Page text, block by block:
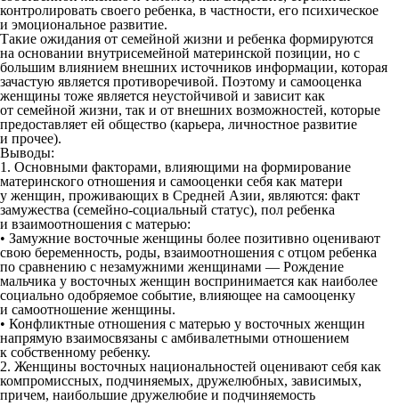
контролировать своего ребенка, в частности, его психическое
и эмоциональное развитие.
Такие ожидания от семейной жизни и ребенка формируются
на основании внутрисемейной материнской позиции, но с
большим влиянием внешних источников информации, которая
зачастую является противоречивой. Поэтому и самооценка
женщины тоже является неустойчивой и зависит как
от семейной жизни, так и от внешних возможностей, которые
предоставляет ей общество (карьера, личностное развитие
и прочее).
Выводы:
1. Основными факторами, влияющими на формирование
материнского отношения и самооценки себя как матери
у женщин, проживающих в Средней Азии, являются: факт
замужества (семейно-социальный статус), пол ребенка
и взаимоотношения с матерью:
• Замужние восточные женщины более позитивно оценивают
свою беременность, роды, взаимоотношения с отцом ребенка
по сравнению с незамужними женщинами — Рождение
мальчика у восточных женщин воспринимается как наиболее
социально одобряемое событие, влияющее на самооценку
и самоотношение женщины.
• Конфликтные отношения с матерью у восточных женщин
напрямую взаимосвязаны с амбивалетными отношением
к собственному ребенку.
2. Женщины восточных национальностей оценивают себя как
компромиссных, подчиняемых, дружелюбных, зависимых,
причем, наибольшие дружелюбие и подчиняемость